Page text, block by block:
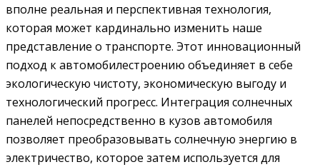
вполне реальная и перспективная технология,
которая может кардинально изменить наше
представление о транспорте. Этот инновационный
подход к автомобилестроению объединяет в себе
экологическую чистоту, экономическую выгоду и
технологический прогресс. Интеграция солнечных
панелей непосредственно в кузов автомобиля
позволяет преобразовывать солнечную энергию в
электричество, которое затем используется для